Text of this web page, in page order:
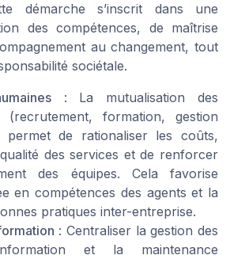
démarche s’inscrit dans une
des compétences, de maîtrise
au changement, tout
sociétale.
: La mutualisation des
formation, gestion
permet de rationaliser les coûts,
des services et de renforcer
des équipes. Cela favorise
en compétences des agents et la
pratiques inter-entreprise.
: Centraliser la gestion des
et la maintenance